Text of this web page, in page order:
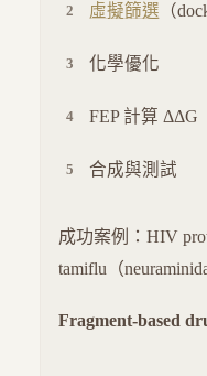
虛擬篩選 （
化學優化
FEP 計算 ΔΔG
合成與測試
成功案例：HIV
tamiflu（
Fragment-based